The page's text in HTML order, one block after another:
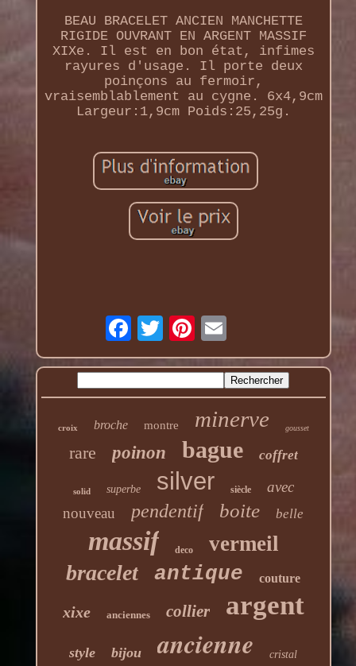
BEAU BRACELET ANCIEN MANCHETTE
RIGIDE OUVRANT EN ARGENT MASSIF
XIXe. Il est en bon état, infimes
rayures d'usage. Il porte deux
poinçons au fermoir,
vraisemblablement au cygne. 6x4,9cm
Largeur:1,9cm Poids:25,25g.
croix broche montre minerve gousset
rare poinon bague coffret
solid superbe silver siècle
avec
nouveau
pendentif boite belle
massif deco vermeil
bracelet antique couture
xixe anciennes collier argent
style bijou ancienne cristal